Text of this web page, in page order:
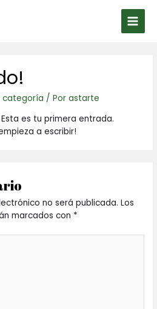
Main
categoría / Porastarte
es tu primera entrada.
a escribir!
no será publicada. Los
marcados con *